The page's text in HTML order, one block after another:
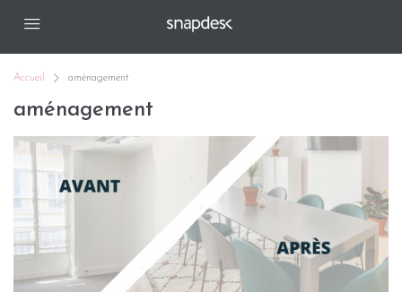
Accueil aménagement
aménagement